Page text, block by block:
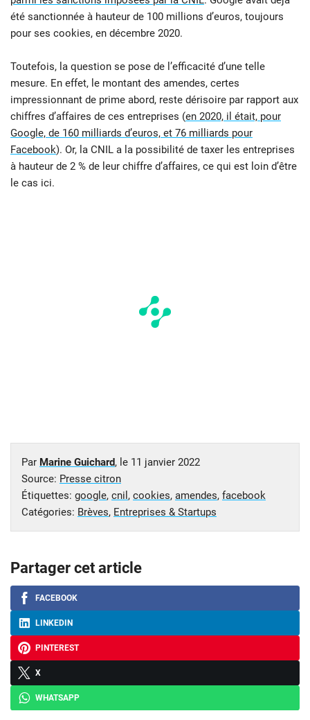
été sanctionnée à hauteur de 100 millions d’euros, toujours
pour ses cookies, en décembre 2020.
Toutefois, la question se pose de l’efficacité d’une telle
mesure. En effet, le montant des amendes, certes
impressionnant de prime abord, reste dérisoire par rapport aux
chiffres d’affaires de ces entreprises (en 2020, il était, pour
Google, de 160 milliards d’euros, et 76 milliards pour
Facebook). Or, la CNIL a la possibilité de taxer les entreprises
à hauteur de 2 % de leur chiffre d’affaires, ce qui est loin d’être
le cas ici.
Par Marine Guichard, le 11 janvier 2022
Source: Presse citron
Étiquettes: google, cnil , cookies, amendes, facebook
Catégories: Brèves, Entreprises & Startups
Partager cet article
FACEBOOK
LINKEDIN
PINTEREST
X
WHATSAPP